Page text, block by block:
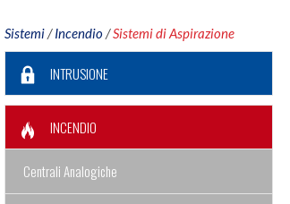
Sistemi/Incendio/Sistemi di Aspirazione
INTRUSIONE
INCENDIO
Centrali Analogiche